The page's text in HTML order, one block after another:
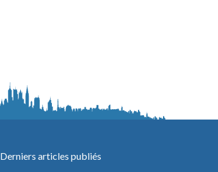
Derniers articles publiés